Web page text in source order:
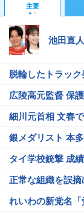
主要
池田直
脱輪したトラッ
広陵高元監督 保
細川元首相 文春
銀メダリスト 本
タイ学校銃撃 成
正常な組織を誤
れいわの新党名「